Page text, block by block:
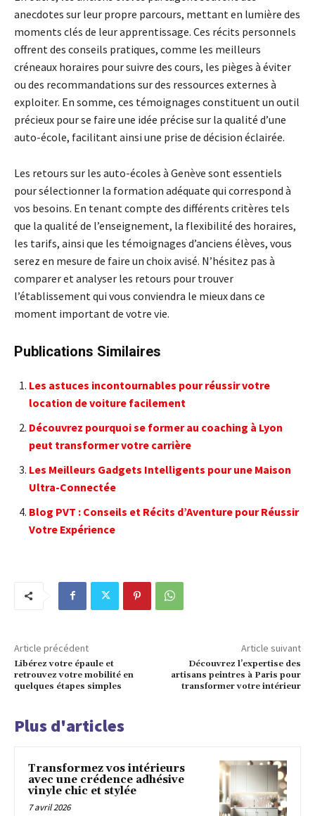
anecdotes sur leur propre parcours, mettant en lumière des
moments clés de leur apprentissage. Ces récits personnels
offrent des conseils pratiques, comme les meilleurs
créneaux horaires pour suivre des cours, les pièges à éviter
ou des recommandations sur des ressources externes à
exploiter. En somme, ces témoignages constituent un outil
précieux pour se faire une idée précise sur la qualité d’une
auto-école, facilitant ainsi une prise de décision éclairée.
Les retours sur les auto-écoles à Genève sont essentiels
pour sélectionner la formation adéquate qui correspond à
vos besoins. En tenant compte des différents critères tels
que la qualité de l’enseignement, la flexibilité des horaires,
les tarifs, ainsi que les témoignages d’anciens élèves, vous
serez en mesure de faire un choix avisé. N’hésitez pas à
comparer et analyser les retours pour trouver
l’établissement qui vous conviendra le mieux dans ce
moment important de votre vie.
Publications Similaires
Les astuces incontournables pour réussir votre
location de voiture facilement
Découvrez pourquoi se former au coaching à Lyon
peut transformer votre carrière
Les Meilleurs Gadgets Intelligents pour une Maison
Ultra-Connectée
Blog PVT : Conseils et Récits d’Aventure pour Réussir
Votre Expérience
Article précédent
Libérez votre épaule et
retrouvez votre mobilité en
quelques étapes simples
Article suivant
Découvrez l’expertise des
artisans peintres à Paris pour
transformer votre intérieur
Plus d'articles
Transformez vos intérieurs
avec une crédence adhésive
vinyle chic et stylée
7 avril 2026